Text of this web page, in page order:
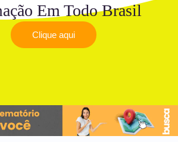
Em Todo Brasil
Clique aqui